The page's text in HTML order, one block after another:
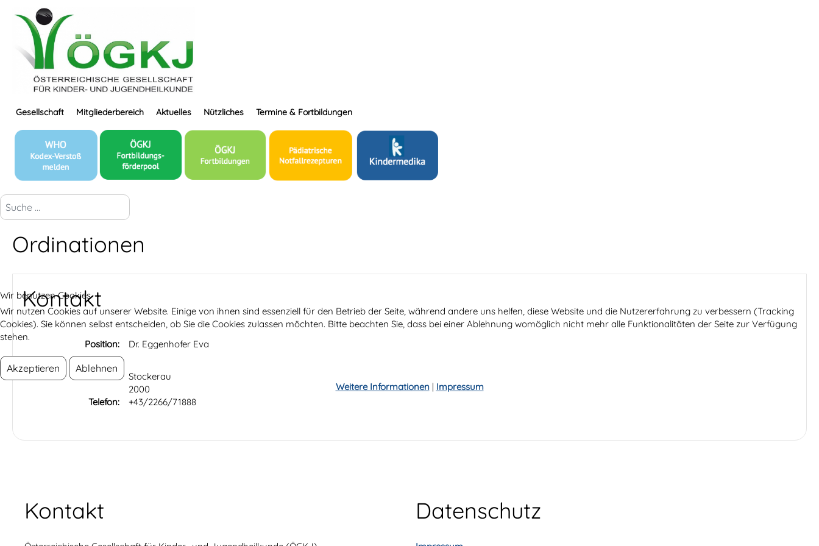
Gesellschaft Mitgliederbereich Aktuelles Nützliches Termine & Fortbildungen
suchen...
Ordinationen
Kontakt
Position: Dr. Eggenhofer Eva
Adresse:
Stockerau
2000
Telefon:
+43/2266/71888
Kontakt Datenschutz
Wir benutzen Cookies
Wir nutzen Cookies auf unserer Website. Einige von ihnen sind essenziell für den Betrieb der Seite, während andere uns helfen, diese Website und die Nutzererfahrung zu verbessern (Tracking
Cookies). Sie können selbst entscheiden, ob Sie die Cookies zulassen möchten. Bitte beachten Sie, dass bei einer Ablehnung womöglich nicht mehr alle Funktionalitäten der Seite zur Verfügung
stehen.
Akzeptieren Ablehnen
Weitere Informationen| Impressum